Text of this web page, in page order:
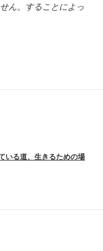
ん。することによっ
る道、生きるための場